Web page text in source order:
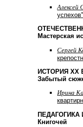
Алексей
успехов"
Мастерская
Сергей
ИСТОРИЯ ХХ
Забытый
Ирина
ПЕДАГОГИКА
Книгочей